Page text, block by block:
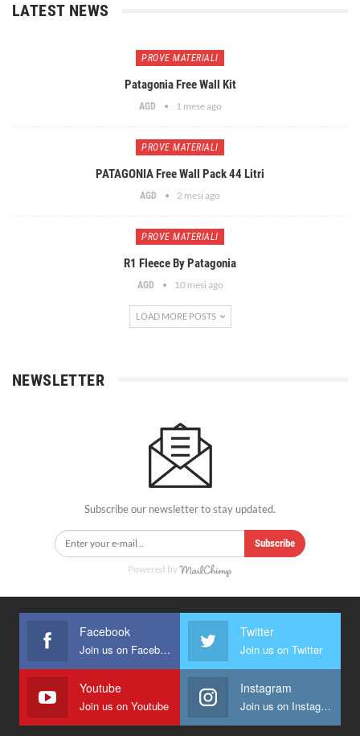
LATEST NEWS
PROVE MATERIALI
Patagonia Free Wall Kit
AGD 1 mese ago
PROVE MATERIALI
PATAGONIA Free Wall Pack 44 Litri
AGD 2 mesi ago
PROVE MATERIALI
R1 Fleece By Patagonia
AGD 10 mesi ago
LOAD MORE POSTS
NEWSLETTER
Subscribe our newsletter to stay updated.
Subscribe
Powered by
Facebook
Join us on Facebook
Twitter
Join us on Twitter
Youtube
Join us on Youtube
Instagram
Join us on Instagram